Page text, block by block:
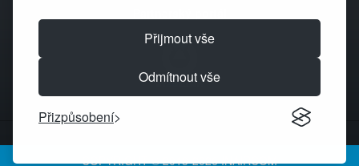
Přijmout vše
Odmítnout vše
Přizpůsobení
COPYRIGHT © 2013-2026 INAIRCOM